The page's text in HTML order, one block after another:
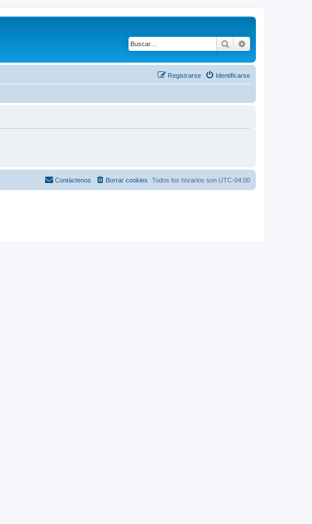
Buscar
Identificarse
Registrarse
Todos los horarios son UTC-04:00
Borrar cookies
Contáctenos